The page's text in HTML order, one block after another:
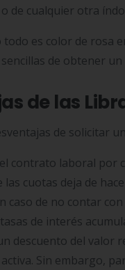
de cualquier otra
es color de rosa
de obtener
de las
de solicitar
contrato laboral por
las cuotas deja de
caso de no contar
de interés
descuento del valor
Sin embargo,